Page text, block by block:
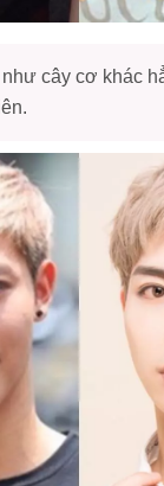
cây cơ khác